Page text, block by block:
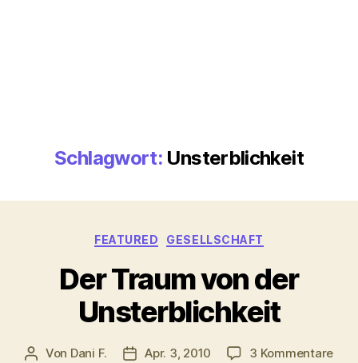
Schlagwort: Unsterblichkeit
Kategorien
FEATURED GESELLSCHAFT
Der Traum von der
Unsterblichkeit
Beitragsautor
Von Dani F. Veröffentlichungsdatum
Apr. 3, 2010 3 Kommentarezu